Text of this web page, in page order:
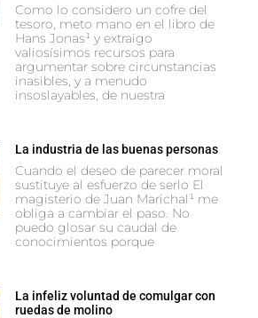
Como lo considero un cofre del
tesoro, meto mano en el libro de
Hans Jonas¹ y extraigo
valiosísimos recursos para
argumentar sobre circunstancias
inasibles, y a menudo
insoslayables, de nuestra
La industria de las buenas personas
Cuando el deseo de parecer moral
sustituye al esfuerzo de serlo El
magisterio de Juan Marichal¹ me
obliga a cambiar el paso. No
puedo glosar su caudal de
conocimientos porque
La infeliz voluntad de comulgar con
ruedas de molino